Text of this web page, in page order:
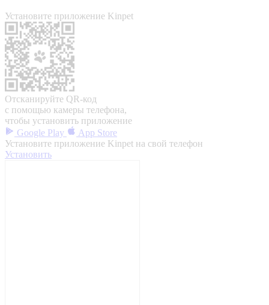
Установите приложение Kinpet
Отсканируйте QR-код
с помощью камеры телефона,
чтобы установить приложение
Google Play
App Store
Установите приложение Kinpet на свой телефон
Установить